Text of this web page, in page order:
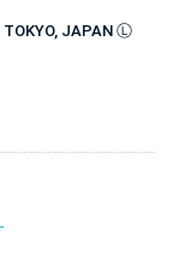
JAPAN Ⓛ